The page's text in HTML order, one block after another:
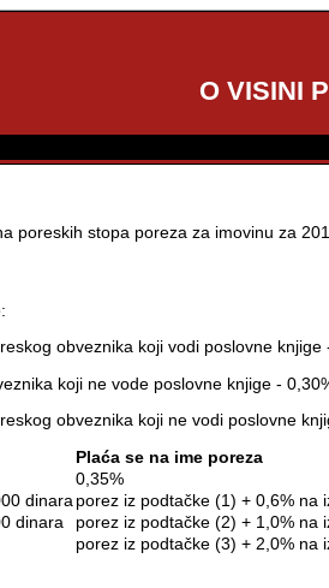
O VISINI
poreskih stopa poreza za imovinu za
obveznika koji vodi poslovne knjige
koji ne vode poslovne knjige -
obveznika koji ne vodi poslovne
Plaća se na ime poreza
0,35%
dinaraporez iz podtačke (1) + 0,6% na
dinara
porez iz podtačke (2) + 1,0% na
porez iz podtačke (3) + 2,0% na